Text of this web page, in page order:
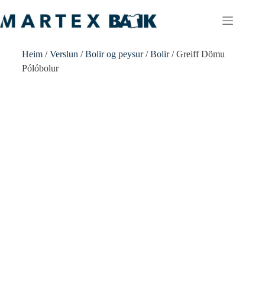
Heim/Verslun /Bolir og peysur/Bolir/ Greiff Dömu
Pólóbolur